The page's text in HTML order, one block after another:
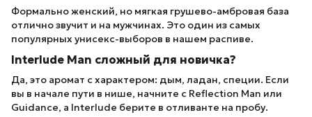
Формально женский, но мягкая грушево-амбровая база
отлично звучит и на мужчинах. Это один из самых
популярных унисекс-выборов в нашем распиве.
Interlude Man сложный для новичка?
Да, это аромат с характером: дым, ладан, специи. Если
вы в начале пути в нише, начните с Reflection Man или
Guidance, а Interlude берите в отливанте на пробу.